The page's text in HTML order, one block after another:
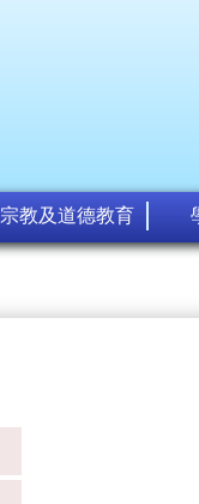
宗教及道德教育